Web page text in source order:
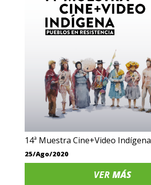
14ª Muestra Cine+Video Indígena
25/Ago/2020
VERMÁS